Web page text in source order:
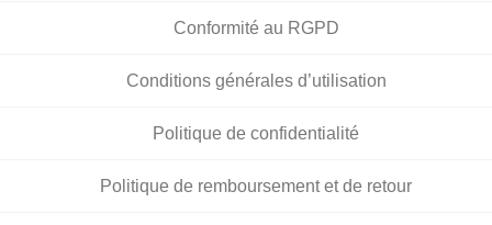
Conformité au RGPD
Conditions générales d’utilisation
Politique de confidentialité
Politique de remboursement et de retour